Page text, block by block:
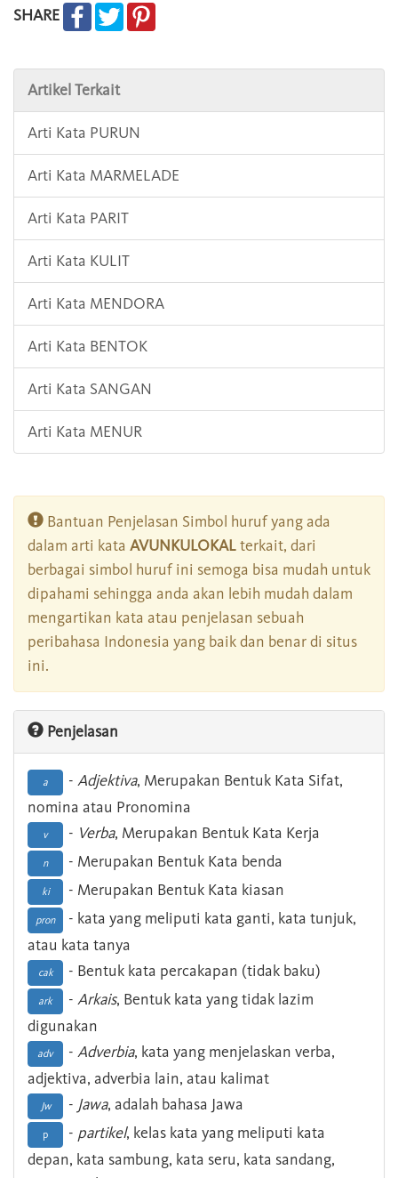
SHARE
Artikel Terkait
Arti Kata PURUN
Arti Kata MARMELADE
Arti Kata PARIT
Arti Kata KULIT
Arti Kata MENDORA
Arti Kata BENTOK
Arti Kata SANGAN
Arti Kata MENUR
Bantuan Penjelasan Simbol huruf yang ada
dalam arti kata AVUNKULOKALterkait, dari
berbagai simbol huruf ini semoga bisa mudah untuk
dipahami sehingga anda akan lebih mudah dalam
mengartikan kata atau penjelasan sebuah
peribahasa Indonesia yang baik dan benar di situs
ini.
Penjelasan
a - Adjektiva, Merupakan Bentuk Kata Sifat,
nomina atau Pronomina
v - Verba, Merupakan Bentuk Kata Kerja
n - Merupakan Bentuk Kata benda
ki - Merupakan Bentuk Kata kiasan
pron
- kata yang meliputi kata ganti, kata tunjuk,
atau kata tanya
cak - Bentuk kata percakapan (tidak baku)
ark - Arkais, Bentuk kata yang tidak lazim
digunakan
adv - Adverbia, kata yang menjelaskan verba,
adjektiva, adverbia lain, atau kalimat
Jw - Jawa, adalah bahasa Jawa
p - partikel, kelas kata yang meliputi kata
depan, kata sambung, kata seru, kata sandang,